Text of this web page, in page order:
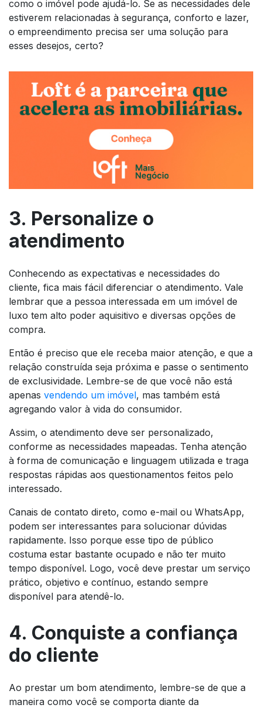
como o imóvel pode ajudá-lo. Se as necessidades dele
estiverem relacionadas à segurança, conforto e lazer,
o empreendimento precisa ser uma solução para
esses desejos, certo?
3. Personalize o
atendimento
Conhecendo as expectativas e necessidades do
cliente, fica mais fácil diferenciar o atendimento. Vale
lembrar que a pessoa interessada em um imóvel de
luxo tem alto poder aquisitivo e diversas opções de
compra.
Então é preciso que ele receba maior atenção, e que a
relação construída seja próxima e passe o sentimento
de exclusividade. Lembre-se de que você não está
apenas vendendo um imóvel, mas também está
agregando valor à vida do consumidor.
Assim, o atendimento deve ser personalizado,
conforme as necessidades mapeadas. Tenha atenção
à forma de comunicação e linguagem utilizada e traga
respostas rápidas aos questionamentos feitos pelo
interessado.
Canais de contato direto, como e-mail ou WhatsApp,
podem ser interessantes para solucionar dúvidas
rapidamente. Isso porque esse tipo de público
costuma estar bastante ocupado e não ter muito
tempo disponível. Logo, você deve prestar um serviço
prático, objetivo e contínuo, estando sempre
disponível para atendê-lo.
4. Conquiste a confiança
do cliente
Ao prestar um bom atendimento, lembre-se de que a
maneira como você se comporta diante da